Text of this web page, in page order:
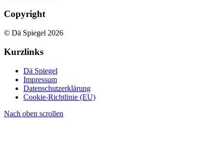
Copyright
© Dä Spiegel 2026
Kurzlinks
Dä Spiegel
Impressum
Datenschutzerklärung
Cookie-Richtlinie (EU)
Nach oben scrollen